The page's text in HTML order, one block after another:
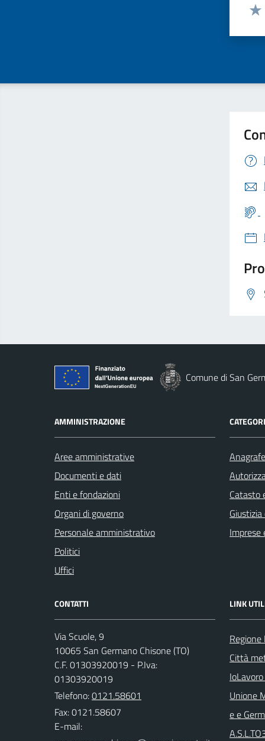
Comune di San
AMMINISTRAZIONE
Aree amministrative
Documenti e dati
Enti e fondazioni
Organi di governo
Personale amministrativo
Politici
Uffici
Catasto
Imprese
CONTATTI
Via Scuole, 9
10065 San Germano Chisone (TO)
C.F. 01303920019 - P.Iva:
01303920019
Telefono:0121.58601
Fax: 0121.58607
E-mail:
LINK
Città
Unione
e e